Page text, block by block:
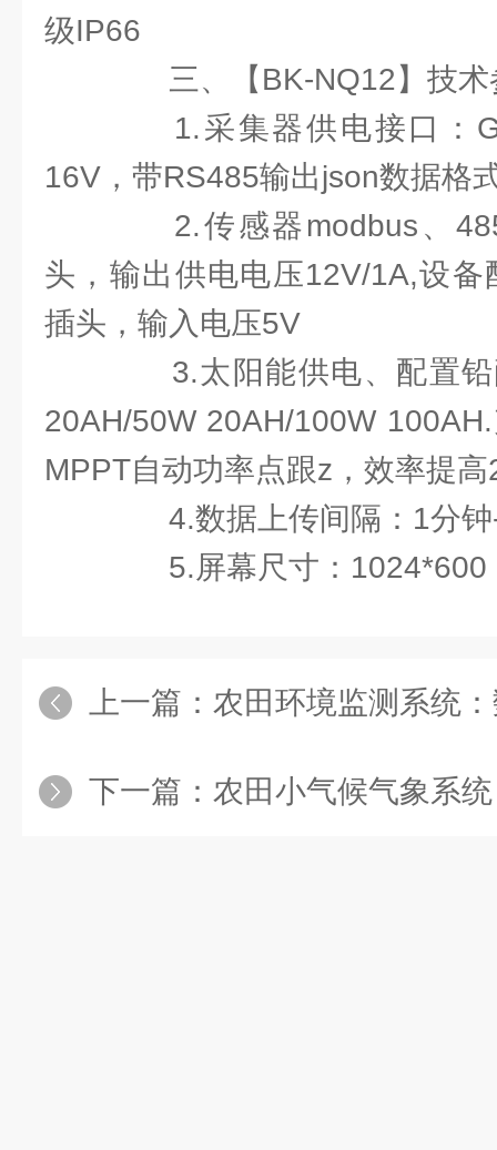
级IP66
三、【BK-NQ12】技术
1.采集器供电接口：
16V，带RS485输出json数据格
2.传感器modbus、
头，输出供电电压12V/1A,设备
插头，输入电压5V
3.太阳能供电、配置铅
20AH/50W 20AH/100W
MPPT自动功率点跟z，效率提高
4.数据上传间隔：1分钟
5.屏幕尺寸：1024*600
上一篇： 农田环境监测系统：数据偏
下一篇： 农田小气候气象系